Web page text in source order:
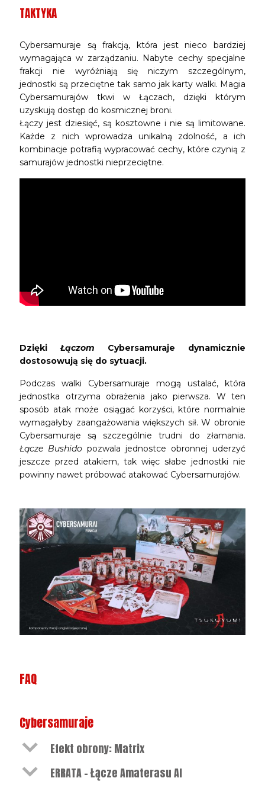
TAKTYKA
Cybersamuraje są frakcją, która jest nieco bardziej
wymagająca w zarządzaniu. Nabyte cechy specjalne
frakcji nie wyróżniają się niczym szczególnym,
jednostki są przeciętne tak samo jak karty walki. Magia
Cybersamurajów tkwi w Łączach, dzięki którym
uzyskują dostęp do kosmicznej broni.
Łączy jest dziesięć, są kosztowne i nie są limitowane.
Każde z nich wprowadza unikalną zdolność, a ich
kombinacje potrafią wypracować cechy, które czynią z
samurajów jednostki nieprzeciętne.
DziękiŁączom Cybersamuraje dynamicznie
dostosowują się do sytuacji.
Podczas walki Cybersamuraje mogą ustalać, która
jednostka otrzyma obrażenia jako pierwsza. W ten
sposób atak może osiągać korzyści, które normalnie
wymagałyby zaangażowania większych sił. W obronie
Cybersamuraje są szczególnie trudni do złamania.
Łącze Bushido pozwala jednostce obronnej uderzyć
jeszcze przed atakiem, tak więc słabe jednostki nie
powinny nawet próbować atakować Cybersamurajów.
FAQ
Cybersamuraje
b Efekt obrony: Matrix
b ERRATA – Łącze Amaterasu AI